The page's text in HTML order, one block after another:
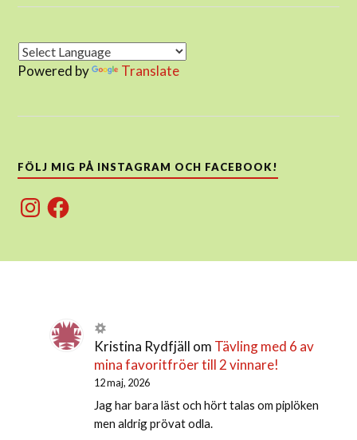
Powered by Translate
FÖLJ MIG PÅ INSTAGRAM OCH FACEBOOK!
InstagramFacebook
Kristina Rydfjäll om Tävling med 6 av
mina favoritfröer till 2 vinnare!
12 maj, 2026
Jag har bara läst och hört talas om piplöken
men aldrig prövat odla.